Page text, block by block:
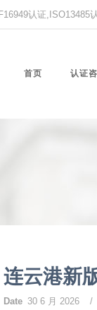
认证
首页 认证
连云港新
Date 30 6 月 2026 /